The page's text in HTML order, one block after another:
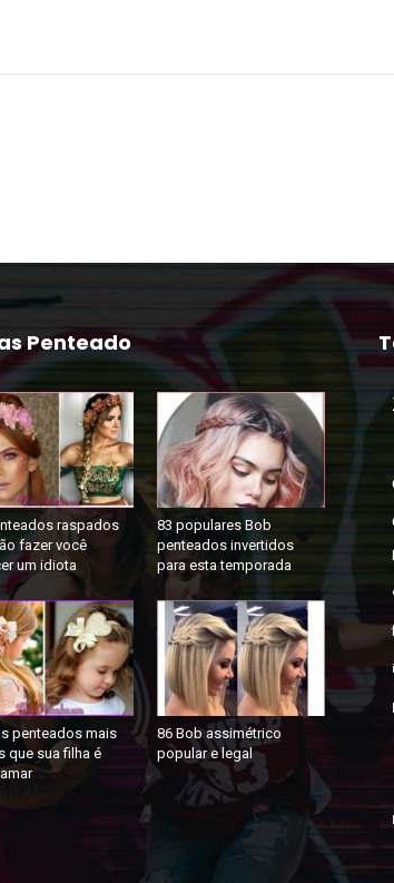
Penteado
raspados
fazer você
um idiota
83 populares Bob
penteados invertidos
para esta temporada
penteados mais
que sua filha é
86 Bob assimétrico
popular e legal